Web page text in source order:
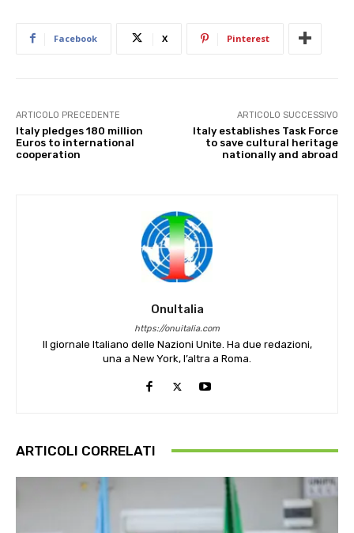
Facebook X Pinterest
ARTICOLO PRECEDENTE
Italy pledges 180 million
Euros to international
cooperation
ARTICOLO SUCCESSIVO
Italy establishes Task Force
to save cultural heritage
nationally and abroad
OnuItalia
https://onuitalia.com
Il giornale Italiano delle Nazioni Unite. Ha due redazioni,
una a New York, l’altra a Roma.
ARTICOLI CORRELATI